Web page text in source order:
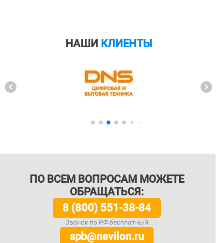
НАШИ КЛИЕНТЫ
ПО ВСЕМ ВОПРОСАМ МОЖЕТЕ
ОБРАЩАТЬСЯ:
8 (800) 551-38-84
Звонок по РФ бесплатный
spb@nevilon.ru